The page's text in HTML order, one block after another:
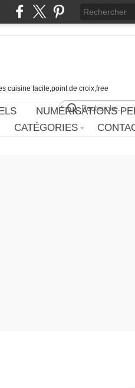
cuisine facile,point de croix,free
NUMÉRISATIONS
CATÉGORIES